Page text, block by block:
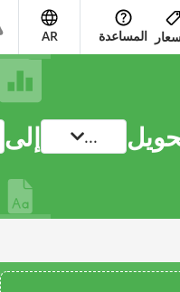
المساعدة AR
... إلى